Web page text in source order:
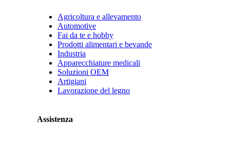
Agricoltura e allevamento
Automotive
Fai da te e hobby
Prodotti alimentari e bevande
Industria
Apparecchiature medicali
Soluzioni OEM
Artigiani
Lavorazione del legno
Assistenza